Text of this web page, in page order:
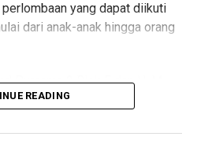
yang dapat diikuti
dari anak-anak hingga orang
Purnama 2 Blok F dan H, M.
persiapan kegiatan dilakukan
READING